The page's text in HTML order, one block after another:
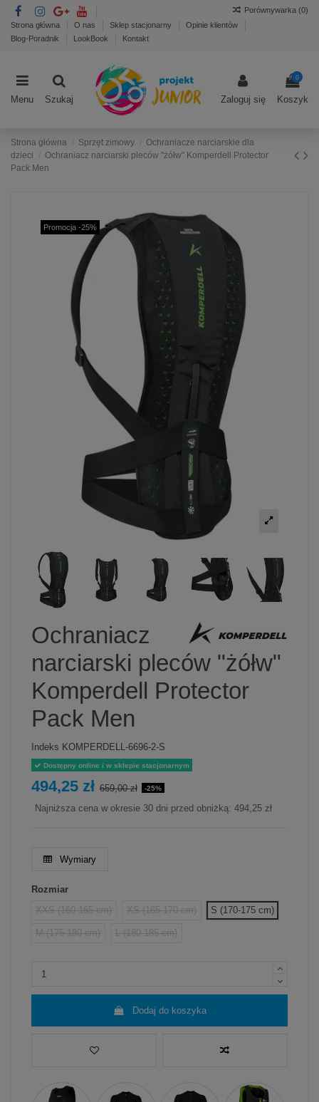
Strona główna O nas Sklep stacjonarny
Opinie klientów
Blog-Poradnik
LookBook Kontakt
Porównywarka (0)
Menu Szukaj Zaloguj się
0
Koszyk
Strona główna Sprzęt zimowy
Ochraniacze narciarskie dla
dzieci
Ochraniacz narciarski pleców "żółw" Komperdell Protector
Pack Men
Promocja -25%
Ochraniacz
narciarski pleców "żółw"
Komperdell Protector
Pack Men
Indeks KOMPERDELL-6696-2-S
Dostępny online i w sklepie stacjonarnym
494,25 zł 659,00 zł -25%
Najniższa cena w okresie 30 dni przed obniżką: 494,25 zł
Wymiary
Rozmiar
XXS (160-165 cm)
XS (165-170 cm) S (170-175 cm)
M (175-180 cm) L (180-185 cm)
Dodaj do koszyka